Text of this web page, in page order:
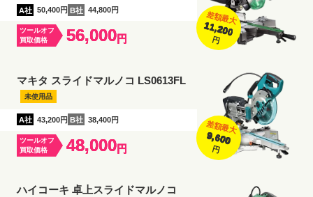
A社 50,400円 B社 44,800円
ツールオフ
買取価格
56,000円
差額最大
11,200
円
マキタ スライドマルノコ LS0613FL
未使用品
A社 43,200円 B社 38,400円
ツールオフ
買取価格
48,000円
差額最大
9,600
円
ハイコーキ 卓上スライドマルノコ